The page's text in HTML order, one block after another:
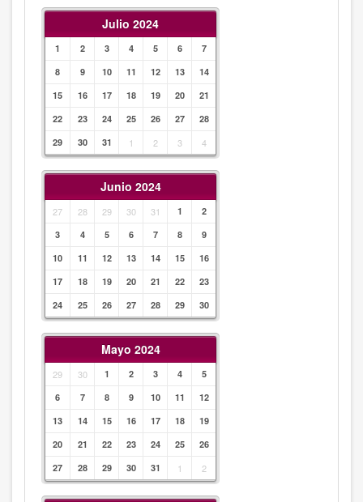
Julio 2024
1 2 3 4 5 6
7
8
9 10 11 12 13
14
15
16 17 18 19 20
21
22
23 24 25 26 27
28
29
30 31 1 2 3 4
Junio 2024
27 28 29 30 31 1
2
3
4 5 6 7 8
9
10
11 12 13 14 15
16
17
18 19 20 21 22
23
24
25 26 27 28 29 30
Mayo 2024
29 30 1 2 3 4
5
6
7 8 9 10 11
12
13
14 15 16 17 18
19
20
21 22 23 24 25
26
27
28 29 30 31 1 2